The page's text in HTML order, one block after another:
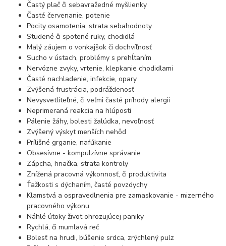
Častý plač či sebavražedné myšlienky
Časté červenanie, potenie
Pocity osamotenia, strata sebahodnoty
Studené či spotené ruky, chodidlá
Malý záujem o vonkajšok či dochvíľnosť
Sucho v ústach, problémy s prehĺtaním
Nervózne zvyky, vrtenie, klepkanie chodidlami
Časté nachladenie, infekcie, opary
Zvýšená frustrácia, podráždenosť
Nevysvetliteľné, či veľmi časté príhody alergií
Neprimeraná reakcia na hlúposti
Pálenie žáhy, bolesti žalúdka, nevoľnosť
Zvýšený výskyt menších nehôd
Prílišné grganie, nafúkanie
Obsesívne - kompulzívne správanie
Zápcha, hnačka, strata kontroly
Znížená pracovná výkonnosť, či produktivita
Ťažkosti s dýchaním, časté povzdychy
Klamstvá a ospravedlnenia pre zamaskovanie - mizerného
pracovného výkonu
Náhlé útoky život ohrozujúcej paniky
Rychlá, či mumlavá reč
Bolesť na hrudi, búšenie srdca, zrýchlený pulz